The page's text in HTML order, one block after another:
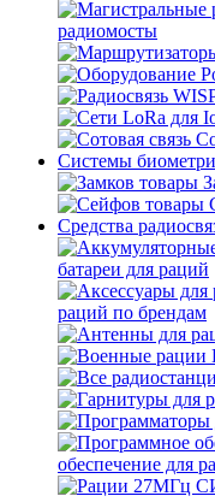
радиомосты
Системы
Средства
батареи для раций
раций по брендам
обеспечение для